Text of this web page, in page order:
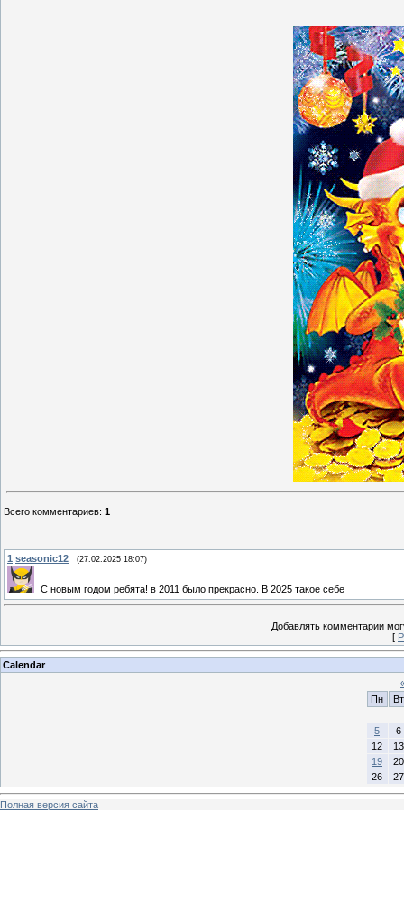
Всего комментариев: 1
1 seasonic12 (27.02.2025 18:07)
С новым годом ребята! в 2011 было прекрасно. В 2025 такое себе
Добавлять комментарии
[
Calendar
Пн
Вт
5
6
12
13
19
20
26
27
Полная версия сайта